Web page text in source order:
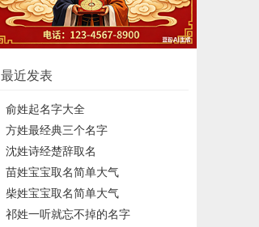
最近发表
俞姓起名字大全
方姓最经典三个名字
沈姓诗经楚辞取名
苗姓宝宝取名简单大气
柴姓宝宝取名简单大气
祁姓一听就忘不掉的名字